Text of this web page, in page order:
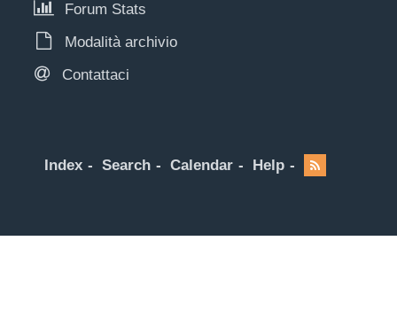
Forum Stats
Modalità archivio
Contattaci
Index Search Calendar Help